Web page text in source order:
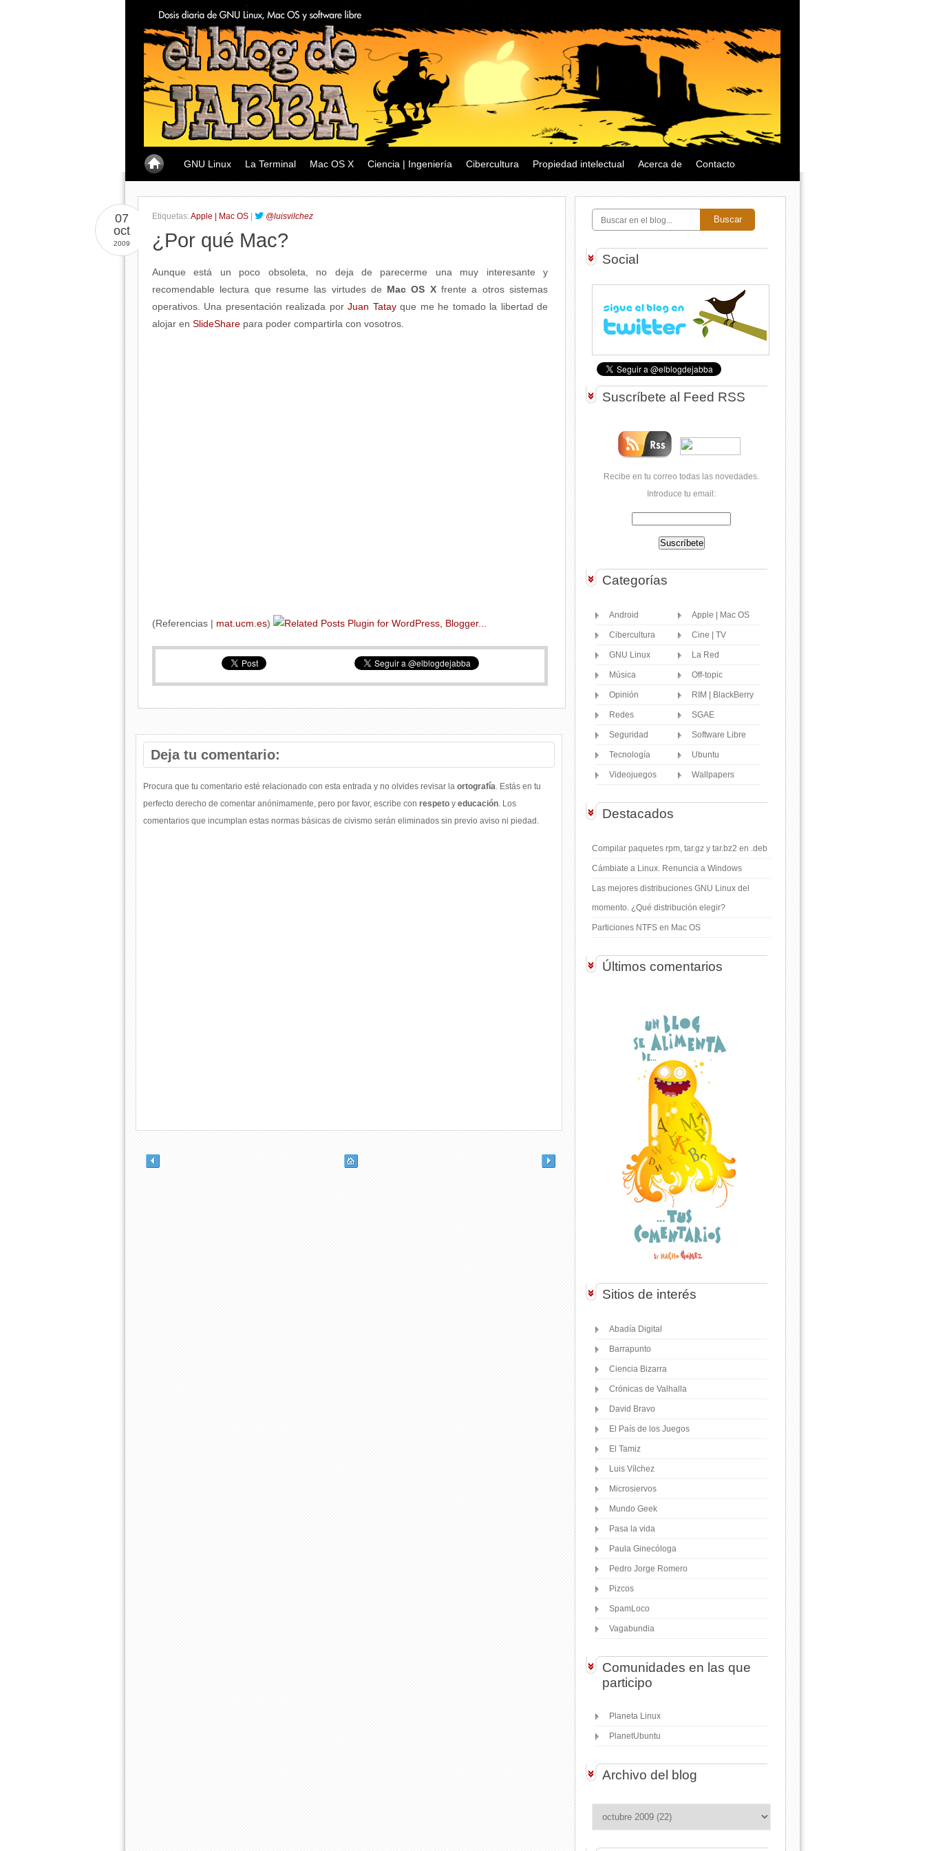
GNU Linux La Terminal Mac OS X Ciencia | Ingeniería Cibercultura Propiedad intelectual Acerca de Contacto
Etiquetas:Apple | Mac OS @luisvilchez
07
oct
2009 ¿Por qué Mac?
Aunque está un poco obsoleta, no deja de parecerme una muy interesante y
recomendable lectura que resume las virtudes de Mac OS Xfrente a otros sistemas
operativos. Una presentación realizada porJuan Tatayque me he tomado la libertad de
alojar en SlideShare para poder compartirla con vosotros.
(Referencias | mat.ucm.es)
Deja tu comentario:
Procura que tu comentario esté relacionado con esta entrada y no olvides revisar la ortografía. Estás en tu
perfecto derecho de comentar anónimamente, pero por favor, escribe con respeto y educación. Los
comentarios que incumplan estas normas básicas de civismo serán eliminados sin previo aviso ni piedad.
Buscar
Social
Suscríbete al Feed RSS
Recibe en tu correo todas las novedades.
Introduce tu email:
Categorías
Android Apple | Mac OS
Cibercultura Cine | TV
GNU Linux La Red
Música Off-topic
Opinión RIM | BlackBerry
Redes SGAE
Seguridad Software Libre
Tecnología Ubuntu
Videojuegos Wallpapers
Destacados
Compilar paquetes rpm, tar.gz y tar.bz2 en .deb
Cámbiate a Linux. Renuncia a Windows
Las mejores distribuciones GNU Linux del
momento. ¿Qué distribución elegir?
Particiones NTFS en Mac OS
Últimos comentarios
Sitios de interés
Abadía Digital
Barrapunto
Ciencia Bizarra
Crónicas de Valhalla
David Bravo
El País de los Juegos
El Tamiz
Luis Vílchez
Microsiervos
Mundo Geek
Pasa la vida
Paula Ginecóloga
Pedro Jorge Romero
Pizcos
SpamLoco
Vagabundia
Comunidades en las que
participo
Planeta Linux
PlanetUbuntu
Archivo del blog